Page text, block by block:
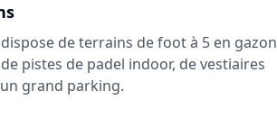
de terrains de foot à 5 en gazon
pistes de padel indoor, de vestiaires
grand parking.